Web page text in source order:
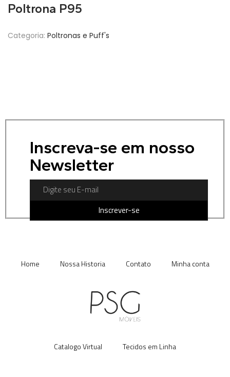
Poltrona P95
Categoria: Poltronas e Puff's
Inscreva-se em nosso
Newsletter
Inscrever-se
Home Nossa Historia Contato Minha conta
Catalogo Virtual Tecidos em Linha